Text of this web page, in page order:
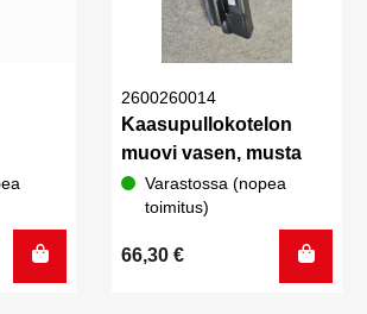
2600260014
Kaasupullokotelon
muovi vasen, musta
Varastossa (nopea
toimitus)
66,30 €